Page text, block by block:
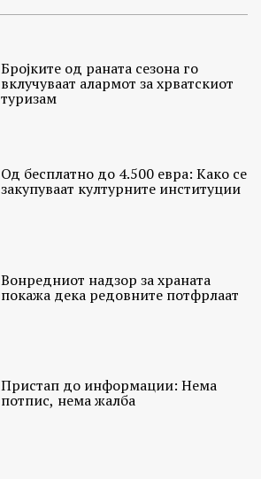
Бројките од раната сезона го
вклучуваат алармот за хрватскиот
туризам
Од бесплатно до 4.500 евра: Како се
закупуваат културните институции
Вонредниот надзор за храната
покажа дека редовните потфрлаат
Пристап до информации: Нема
потпис, нема жалба